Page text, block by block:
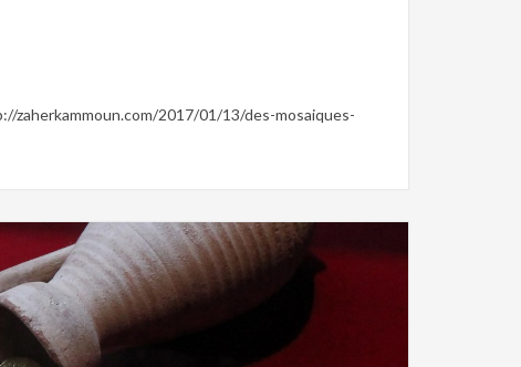
zaherkammoun.com/2017/01/13/des-mosaiques-